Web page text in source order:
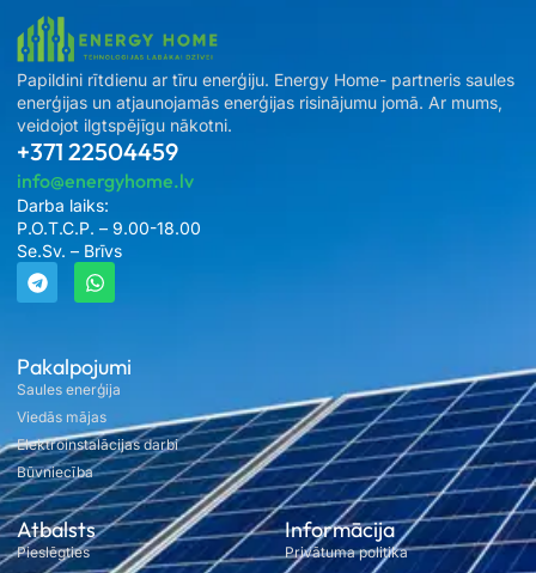
Pakalpojumi
Saules enerģija
Viedās mājas
Elektroinstalācijas darbi
Būvniecība
Atbalsts
Pieslēgties
Informācija
Privātuma politika
Papildini rītdienu ar tīru enerģiju. Energy Home- partneris saules
enerģijas un atjaunojamās enerģijas risinājumu jomā. Ar mums,
veidojot ilgtspējīgu nākotni.
+371 22504459
info@energyhome.lv
Darba laiks:
P.O.T.C.P. – 9.00-18.00
Se.Sv. – Brīvs